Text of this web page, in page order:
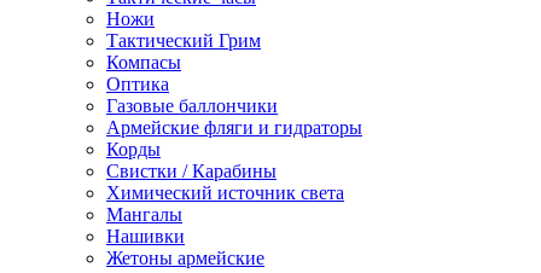
Ножи
Тактический Грим
Компасы
Оптика
Газовые баллончики
Армейские фляги и гидраторы
Корды
Свистки / Карабины
Химический источник света
Мангалы
Нашивки
Жетоны армейские